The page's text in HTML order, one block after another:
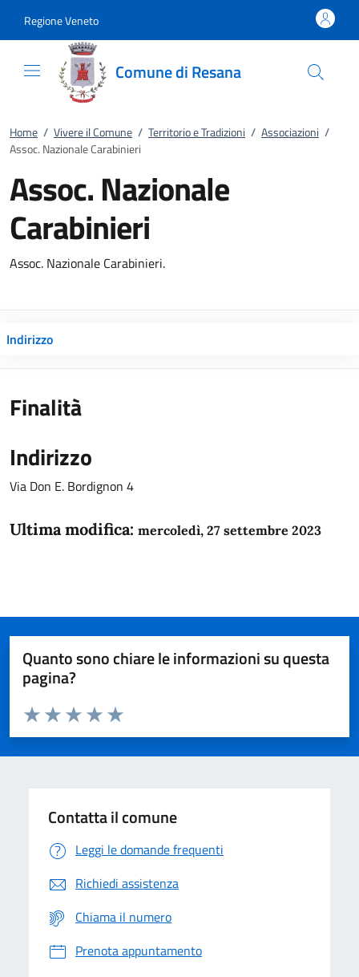
Regione Veneto
Comune di Resana
Home / Vivere il Comune / Territorio e Tradizioni / Associazioni /
Assoc. Nazionale Carabinieri
Assoc. Nazionale
Carabinieri
Assoc. Nazionale Carabinieri.
Indirizzo
Finalità
Indirizzo
Via Don E. Bordignon 4
Ultima modifica: mercoledì, 27 settembre 2023
Quanto sono chiare le informazioni su questa
pagina?
Domanda
Valuta da 1 a 5 stelle la pagina
Valuta 5 stelle su 5
Valuta 4 stelle su 5
Valuta 3 stelle su 5
Valuta 2 stelle su 5
Valuta 1 stelle su 5
Contatta il comune
Leggi le domande frequenti
Richiedi assistenza
Chiama il numero
Prenota appuntamento